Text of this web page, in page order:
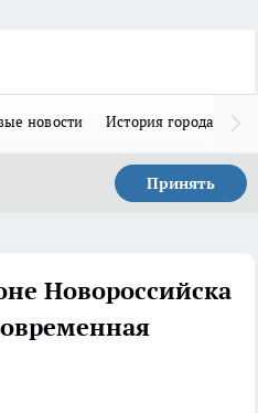
новости История города Н
Принять
Новороссийска